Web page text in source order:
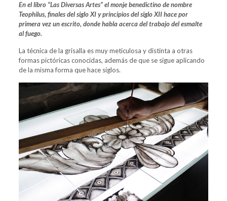
En el libro “Las Diversas Artes” el monje benedictino de nombre
Teophilus, finales del siglo XI y principios del siglo XII hace por
primera vez un escrito, donde habla acerca del trabajo del esmalte
al fuego.
La técnica de la grisalla es muy meticulosa y distinta a otras
formas pictóricas conocidas, además de que se sigue aplicando
de la misma forma que hace siglos.